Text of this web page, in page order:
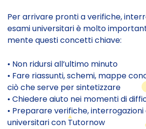
Per arrivare pronti a verifiche,
esami universitari è molto
mente questi concetti chiave:
• Non ridursi all’ultimo minuto
• Fare riassunti, schemi, mappe
ciò che serve per sintetizzare
• Chiedere aiuto nei momenti di
• Preparare verifiche, interrogazioni
universitari con Tutornow